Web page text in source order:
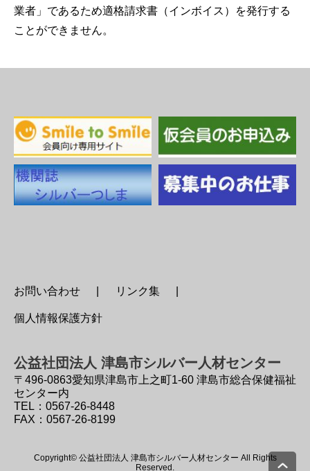
業者」であるため適格請求書（インボイス）を発行する
ことができません。
お問い合わせ リンク集
個人情報保護方針
公益社団法人 津島市シルバー人材センター
〒496-0863愛知県津島市上之町1-60 津島市総合保健福祉
センター内
TEL：0567-26-8448
FAX：0567-26-8199
Copyright© 公益社団法人 津島市シルバー人材センター All Rights
Reserved.